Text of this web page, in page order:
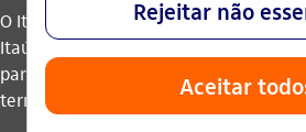
O Itaú Unibanco Holding S.A. é
Itaú Unibanco e possui autorização
para operar como banco múltiplo e
termos da legislação vigente.